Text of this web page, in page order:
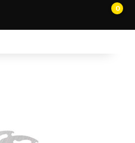
0